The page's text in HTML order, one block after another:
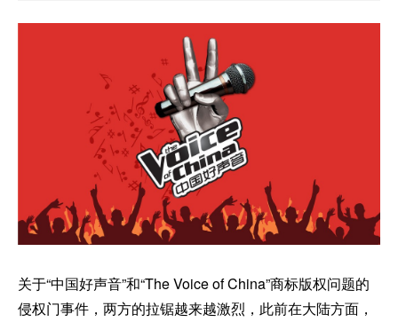
关于“中国好声音”和“The Voice of China”商标版权问题的
侵权门事件，两方的拉锯越来越激烈，此前在大陆方面，